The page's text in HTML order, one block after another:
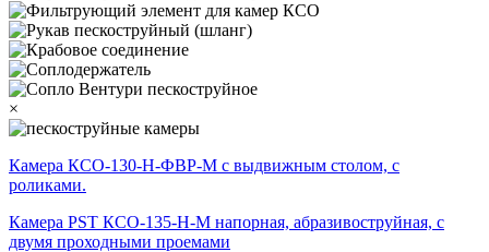
×
Камера КСО-130-Н-ФВР-М с выдвижным столом, с
роликами.
Камера PST КСО-135-Н-М напорная, абразивоструйная, с
двумя проходными проемами